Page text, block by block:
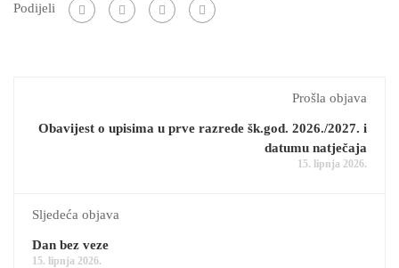
Podijeli
Prošla objava
Obavijest o upisima u prve razrede šk.god. 2026./2027. i
datumu natječaja
15. lipnja 2026.
Sljedeća objava
Dan bez veze
15. lipnja 2026.